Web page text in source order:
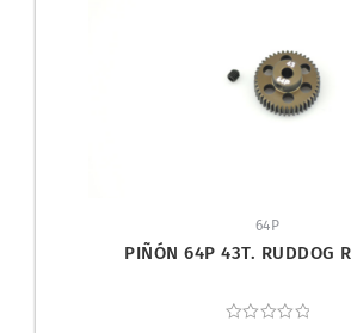
64P
PIÑÓN 64P 43T. RUDDOG